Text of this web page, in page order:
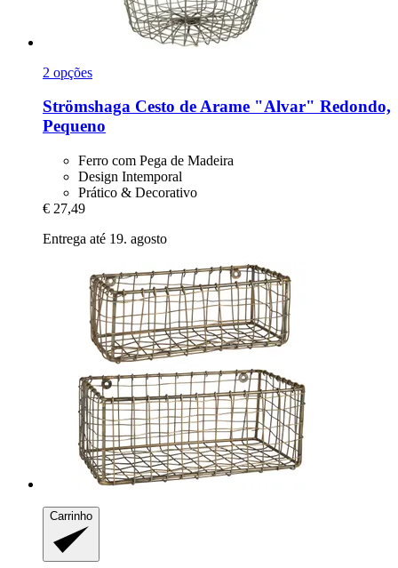
2 opções
Strömshaga Cesto de Arame "Alvar" Redondo,
Pequeno
Ferro com Pega de Madeira
Design Intemporal
Prático & Decorativo
€ 27,49
Entrega até 19. agosto
Carrinho